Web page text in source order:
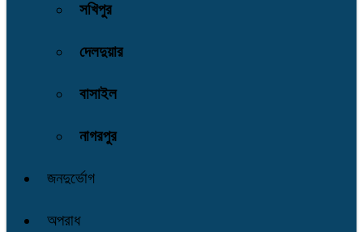
সখিপুর
দেলদুয়ার
বাসাইল
নাগরপুর
জনদুর্ভোগ
অপরাধ